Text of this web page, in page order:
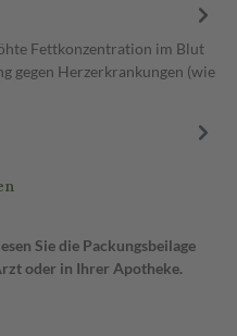
Fettkonzentration im Blut
gegen Herzerkrankungen (wie
Sie die Packungsbeilage
oder in Ihrer Apotheke.